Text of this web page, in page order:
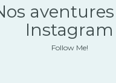
Instagram
Follow Me!